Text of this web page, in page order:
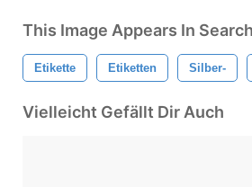
This Image Appears In
Etikette Etiketten Silber-
Vielleicht Gefällt Dir Auch